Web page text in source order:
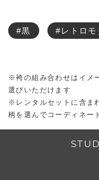
#黒 #レトロモ
※袴の組み合わせはイメ
選びいただけます
※レンタルセットに含ま
柄を選んでコーディネー